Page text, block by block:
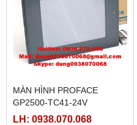
MÀN HÌNH PROFACE
GP2500-TC41-24V
LH: 0938.070.068